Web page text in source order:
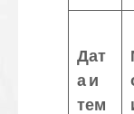
Дат
а и
тем